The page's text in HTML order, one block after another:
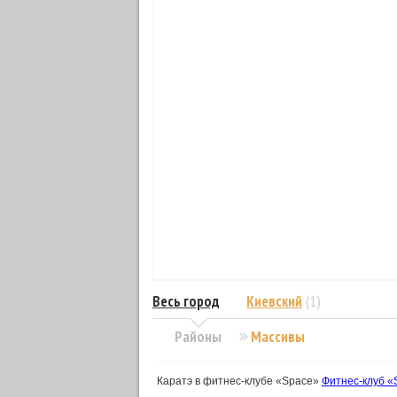
Районы
Весь город Киевский (1)
Массивы
Каратэ в фитнес-клубе «Space» Фитнес-клуб